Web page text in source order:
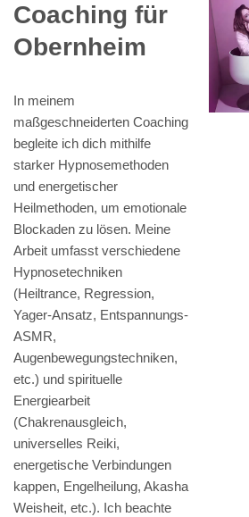
Coaching für
Obernheim
In meinem
maßgeschneiderten Coaching
begleite ich dich mithilfe
starker Hypnosemethoden
und energetischer
Heilmethoden, um emotionale
Blockaden zu lösen. Meine
Arbeit umfasst verschiedene
Hypnosetechniken
(Heiltrance, Regression,
Yager-Ansatz, Entspannungs-
ASMR,
Augenbewegungstechniken,
etc.) und spirituelle
Energiearbeit
(Chakrenausgleich,
universelles Reiki,
energetische Verbindungen
kappen, Engelheilung, Akasha
Weisheit, etc.). Ich beachte